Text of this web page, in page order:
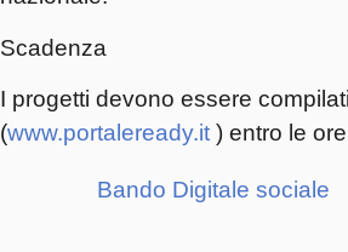
Scadenza
I progetti devono essere
(www.portaleready.it ) entro le
Bando Digitale sociale